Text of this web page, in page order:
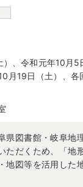
、令和元年10月5
月19日（土）、
県図書館・岐阜地
ただくため、「地
地図等を活用した